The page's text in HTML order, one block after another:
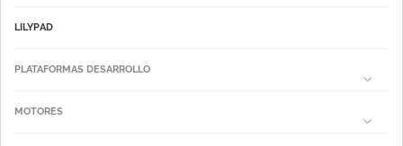
LILYPAD
PLATAFORMAS DESARROLLO
MOTORES